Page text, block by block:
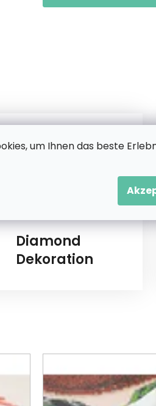
um Ihnen das beste
Unsere Motive
Diamond
Dekoration